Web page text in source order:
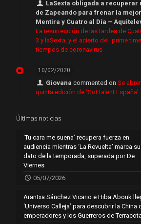
LaSexta obligada a recuperar
de Zapeando para frenar la
Mentira y Cuatro al Día –
La resurrección de las tardes de
3 y laSexta, y el acierto del ‘prime
tiempos de coronavirus
10/02/2020
Giovana commented onSe
quinta edición de ‘Got talent España’
Últimas noticias
‘Tu cara me suena’ recupera fuerza en
audiencia mientras ‘La Revuelta’ marca
dato de la temporada, superada por De
Viernes
05/07/2026
Arantxa Sánchez Vicario e Hiba Abouk
‘Universo Calleja’ para descubrir la China
emperadores y los Guerreros de Terracota